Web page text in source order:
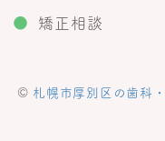
● 矯正相談
© 札幌市厚別区の歯科